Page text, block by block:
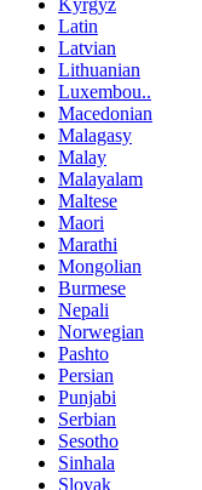
Kyrgyz
Latin
Latvian
Lithuanian
Luxembou..
Macedonian
Malagasy
Malay
Malayalam
Maltese
Maori
Marathi
Mongolian
Burmese
Nepali
Norwegian
Pashto
Persian
Punjabi
Serbian
Sesotho
Sinhala
Slovak